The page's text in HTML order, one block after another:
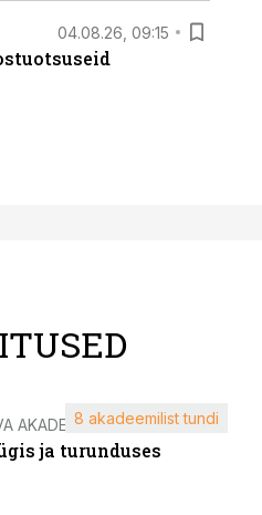
04.08.26, 09:15
AKADEEMIA
ja turunduses
8 akadeemilist tundi